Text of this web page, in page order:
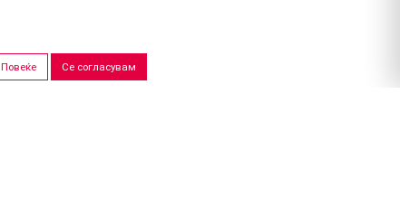
Повеќе Се согласувам